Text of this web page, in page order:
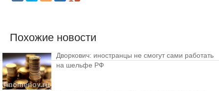
Похожие новости
Дворкович: иностранцы не смогут сами работать
на шельфе РФ